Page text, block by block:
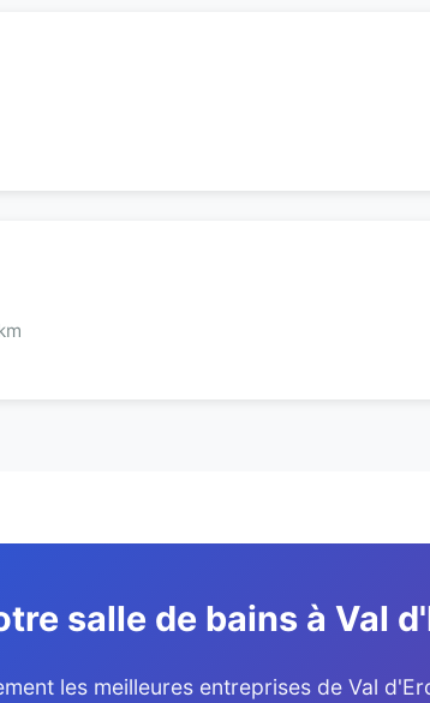
salle de bains à Val
les meilleures entreprises de Val